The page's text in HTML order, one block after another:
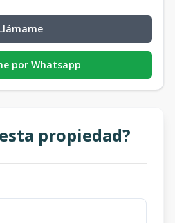
por Whatsapp
propiedad?